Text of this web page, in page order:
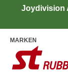
Joydivision
MARKEN